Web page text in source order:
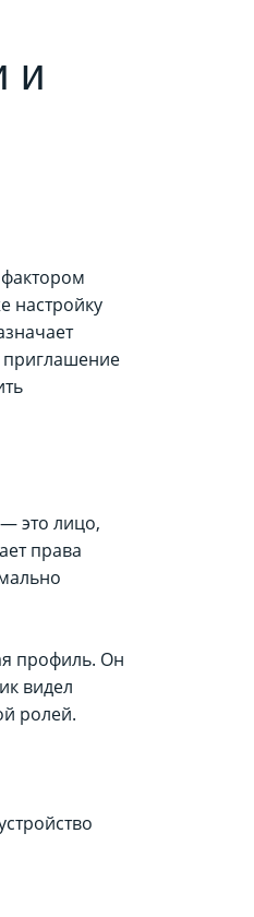
и
настройку
приглашение
это лицо,
права
профиль. Он
видел
ролей.